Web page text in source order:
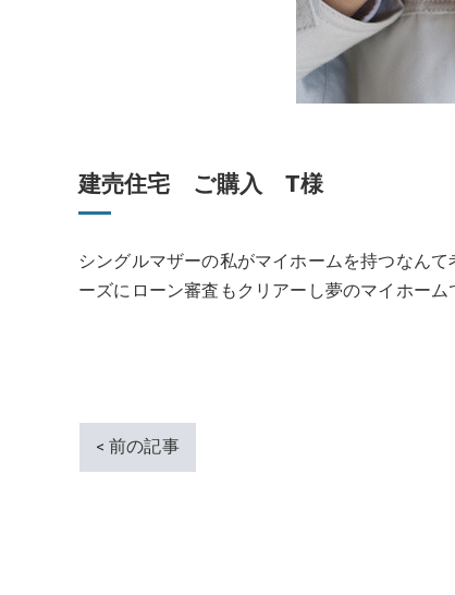
建売住宅 ご購入 T様
シングルマザーの私がマイホームを持つなん
ーズにローン審査もクリアーし夢のマイホー
< 前の記事